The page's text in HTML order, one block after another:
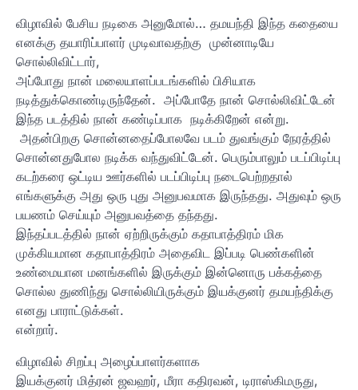
விழாவில் பேசிய நடிகை அனுமோல்… தமயந்தி இந்த கதையை
எனக்கு தயாரிப்பாளர் முடிவாவதற்கு முன்னாடியே
சொல்லிவிட்டார்,
அப்போது நான் மலையாளப்படங்களில் பிசியாக
நடித்துக்கொண்டிருந்தேன். அப்போதே நான் சொல்லிவிட்டேன்
இந்த படத்தில் நான் கண்டிப்பாக நடிக்கிறேன் என்று.
அதன்பிறகு சொன்னதைப்போலவே படம் துவங்கும் நேரத்தில்
சொன்னதுபோல நடிக்க வந்துவிட்டேன். பெரும்பாலும் படப்பிடிப்பு
கடற்கரை ஒட்டிய ஊர்களில் படப்பிடிப்பு நடைபெற்றதால்
எங்களுக்கு அது ஒரு புது அனுபவமாக இருந்தது. அதுவும் ஒரு
பயணம் செய்யும் அனுபவத்தை தந்தது.
இந்தப்படத்தில் நான் ஏற்றிருக்கும் கதாபாத்திரம் மிக
முக்கியமான கதாபாத்திரம் அதைவிட இப்படி பெண்களின்
உண்மையான மனங்களில் இருக்கும் இன்னொரு பக்கத்தை
சொல்ல துணிந்து சொல்லியிருக்கும் இயக்குனர் தமயந்திக்கு
எனது பாராட்டுக்கள்.
என்றார்.
விழாவில் சிறப்பு அழைப்பாளர்களாக
இயக்குனர் மித்ரன் ஜவஹர், மீரா கதிரவன், டிராஸ்கிமருது,